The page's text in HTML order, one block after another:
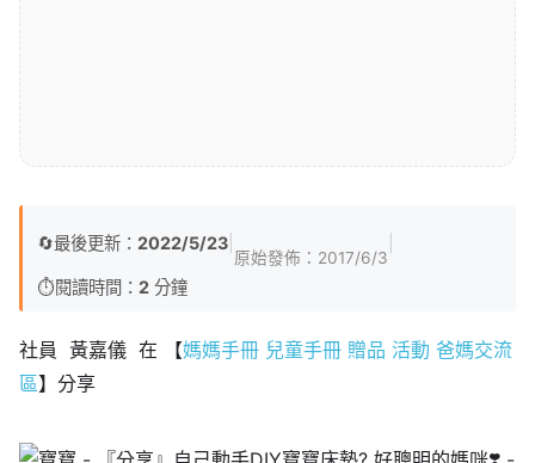
🔄最後更新： 2022/5/23
原始發佈： 2017/6/3
⏱️閱讀時間： 2 分鐘
社員 黃嘉儀 在 【媽媽手冊 兒童手冊 贈品 活動 爸媽交流
區】分享